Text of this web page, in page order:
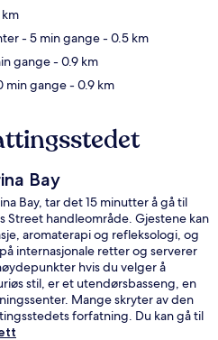
- 5 min gange- 0.5 km
gange- 0.9 km
min gange- 0.9 km
Bay
Bay, tar det 15 minutter å gå til
Street handleområde. Gjestene kan
aromaterapi og refleksologi, og
internasjonale retter og serverer
hvis du velger å
stil, er et utendørsbasseng, en
Mange skryter av den
forfatning. Du kan gå til
å gå til Promena stasjon og 6